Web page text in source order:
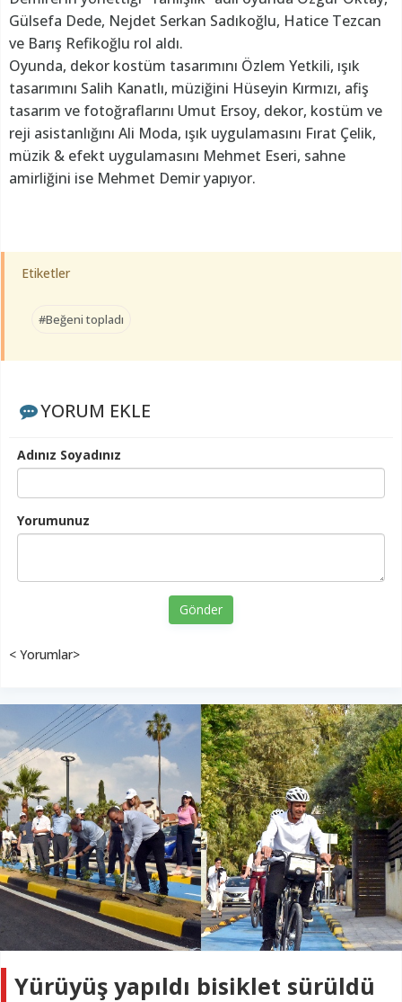
Gülsefa Dede, Nejdet Serkan Sadıkoğlu, Hatice Tezcan
ve Barış Refikoğlu rol aldı.
Oyunda, dekor kostüm tasarımını Özlem Yetkili, ışık
tasarımını Salih Kanatlı, müziğini Hüseyin Kırmızı, afiş
tasarım ve fotoğraflarını Umut Ersoy, dekor, kostüm ve
reji asistanlığını Ali Moda, ışık uygulamasını Fırat Çelik,
müzik & efekt uygulamasını Mehmet Eseri, sahne
amirliğini ise Mehmet Demir yapıyor.
Etiketler
#Beğeni topladı
YORUM EKLE
Adınız Soyadınız
Yorumunuz
Gönder
< Yorumlar>
Yürüyüş yapıldı bisiklet sürüldü